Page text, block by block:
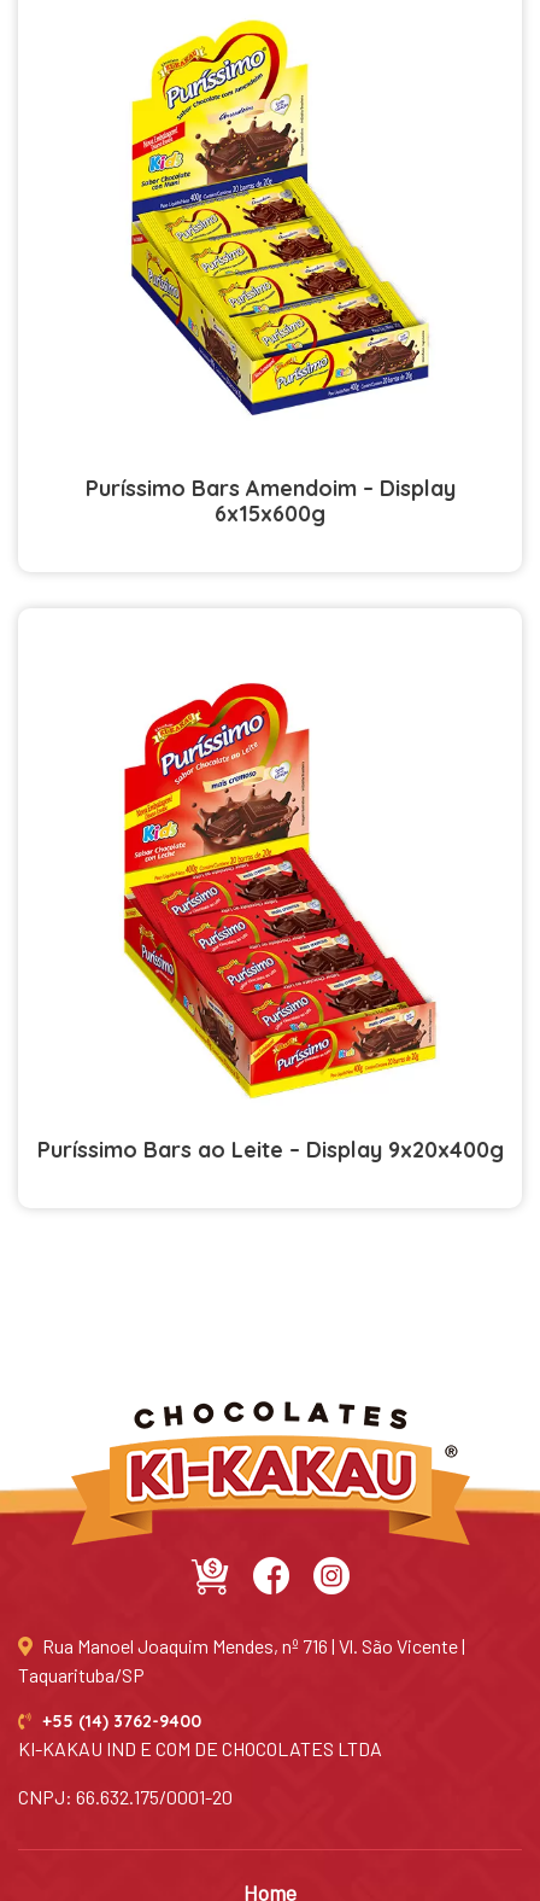
Puríssimo Bars Amendoim – Display
6x15x600g
Puríssimo Bars ao Leite – Display 9x20x400g
Rua Manoel Joaquim Mendes, nº 716 | Vl. São Vicente |
Taquarituba/SP
+55 (14) 3762-9400
KI-KAKAU IND E COM DE CHOCOLATES LTDA
CNPJ: 66.632.175/0001-20
Home